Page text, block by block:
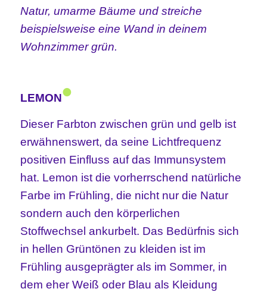
Natur, umarme Bäume und streiche
beispielsweise eine Wand in deinem
Wohnzimmer grün.
LEMON•
Dieser Farbton zwischen grün und gelb ist
erwähnenswert, da seine Lichtfrequenz
positiven Einfluss auf das Immunsystem
hat. Lemon ist die vorherrschend natürliche
Farbe im Frühling, die nicht nur die Natur
sondern auch den körperlichen
Stoffwechsel ankurbelt. Das Bedürfnis sich
in hellen Grüntönen zu kleiden ist im
Frühling ausgeprägter als im Sommer, in
dem eher Weiß oder Blau als Kleidung